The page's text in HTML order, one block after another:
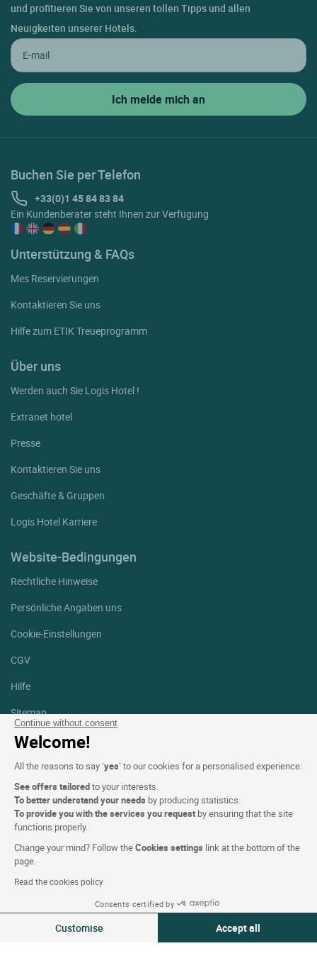
Continue without consent
Welcome!
All the reasons to say ‘yes’ to our cookies for a personalised experience:
See offers tailoredto your interests.
To better understand your needs by producing statistics.
To provide you with the services you request by ensuring that the site
functions properly.
Change your mind? Follow theCookies settings link at the bottom of the
page.
Read the cookies policy
Consents certified by
Customise Accept all
und profitieren Sie von unseren tollen Tipps und allen
Neuigkeiten unserer Hotels.
Buchen Sie per Telefon
+33(0)1 45 84 83 84
Ein Kundenberater steht Ihnen zur Verfügung
Unterstützung & FAQs
Mes Reservierungen
Kontaktieren Sie uns
Hilfe zum ETIK Treueprogramm
Über uns
Werden auch Sie Logis Hotel !
Extranet hotel
Presse
Kontaktieren Sie uns
Geschäfte & Gruppen
Logis Hotel Karriere
Website-Bedingungen
Rechtliche Hinweise
Persönliche Angaben uns
Cookie-Einstellungen
CGV
Hilfe
Sitemap
Fotodanksagungen
Folgen Sie uns
Facebook
Linkedin
Logis Hotel copyright © 2026 Alle Rechte vorbehalten - CGV.
Powered by